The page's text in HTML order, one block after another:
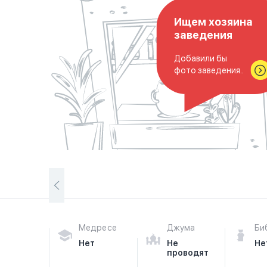
Ищем хозяина
заведения
Добавили бы
фото заведения..
Медресе
Нет
Джума
Не
проводят